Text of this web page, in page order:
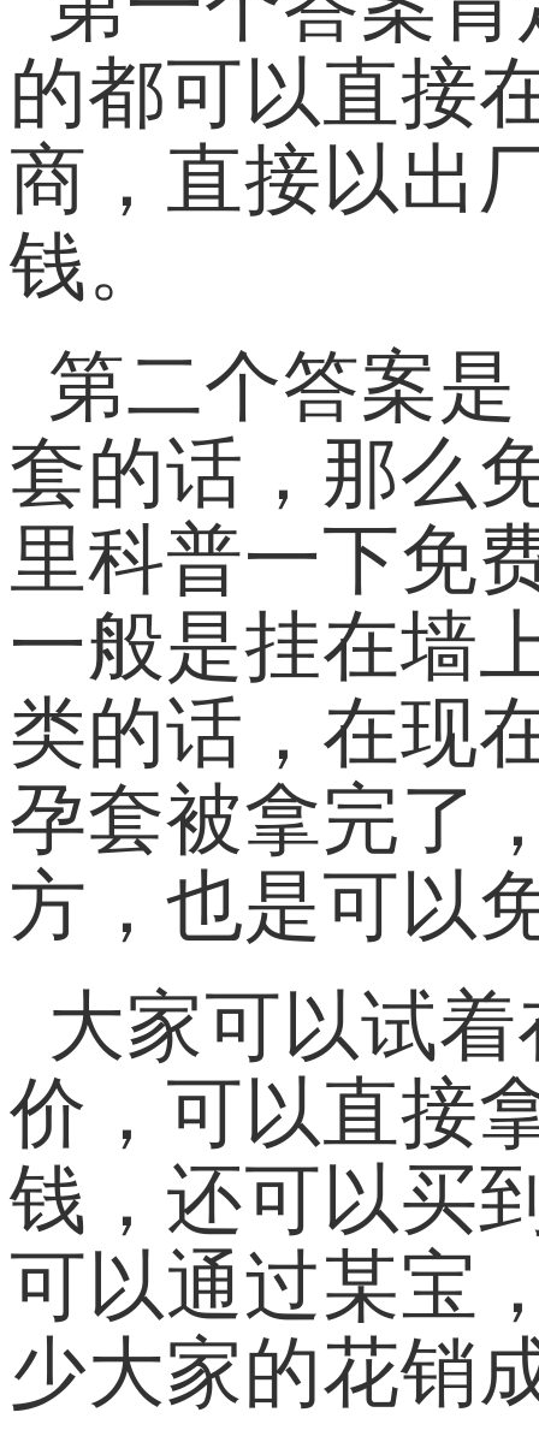
的都可以直接
商，直接以出
钱。
第二个答案
套的话，那么
里科普一下免
一般是挂在墙
类的话，在现
孕套被拿完了
方，也是可以
大家可以试
价，可以直接
钱，还可以买
可以通过某宝
少大家的花销